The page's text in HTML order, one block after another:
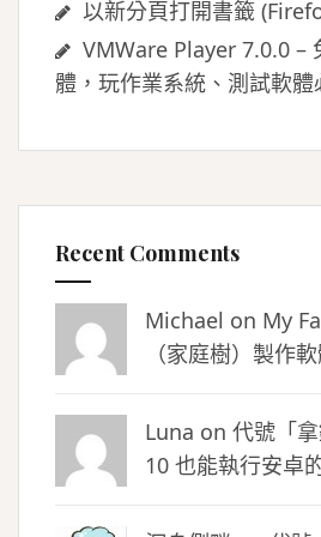
以新分頁打開書籤
VMWare Player 7.0.0 –
體，玩作業系統、測試軟體
Recent Comments
Michael on My
（家庭樹）製作
Luna on 代號「
10 也能執行安卓